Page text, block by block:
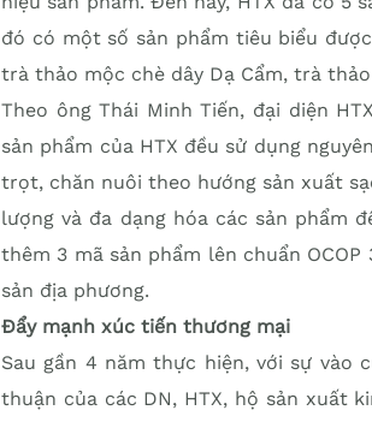
đó có một số sản phẩm tiêu biểu
trà thảo mộc chè dây Dạ Cẩm, trà
Theo ông Thái Minh Tiến, đại diện
sản phẩm của HTX đều sử dụng
trọt, chăn nuôi theo hướng sản xuất
lượng và đa dạng hóa các sản phẩm
thêm 3 mã sản phẩm lên chuẩn
sản địa phương.
Đẩy mạnh xúc tiến thương mại
Sau gần 4 năm thực hiện, với sự vào
thuận của các DN, HTX, hộ sản xuất